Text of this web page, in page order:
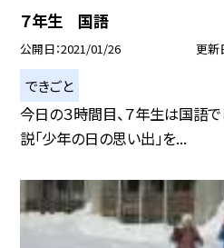
７年生 国語
公開日 2021/01/26 更新
できごと
今日の３時間目、７年生は国語で
説「少年の日の思い出」を...